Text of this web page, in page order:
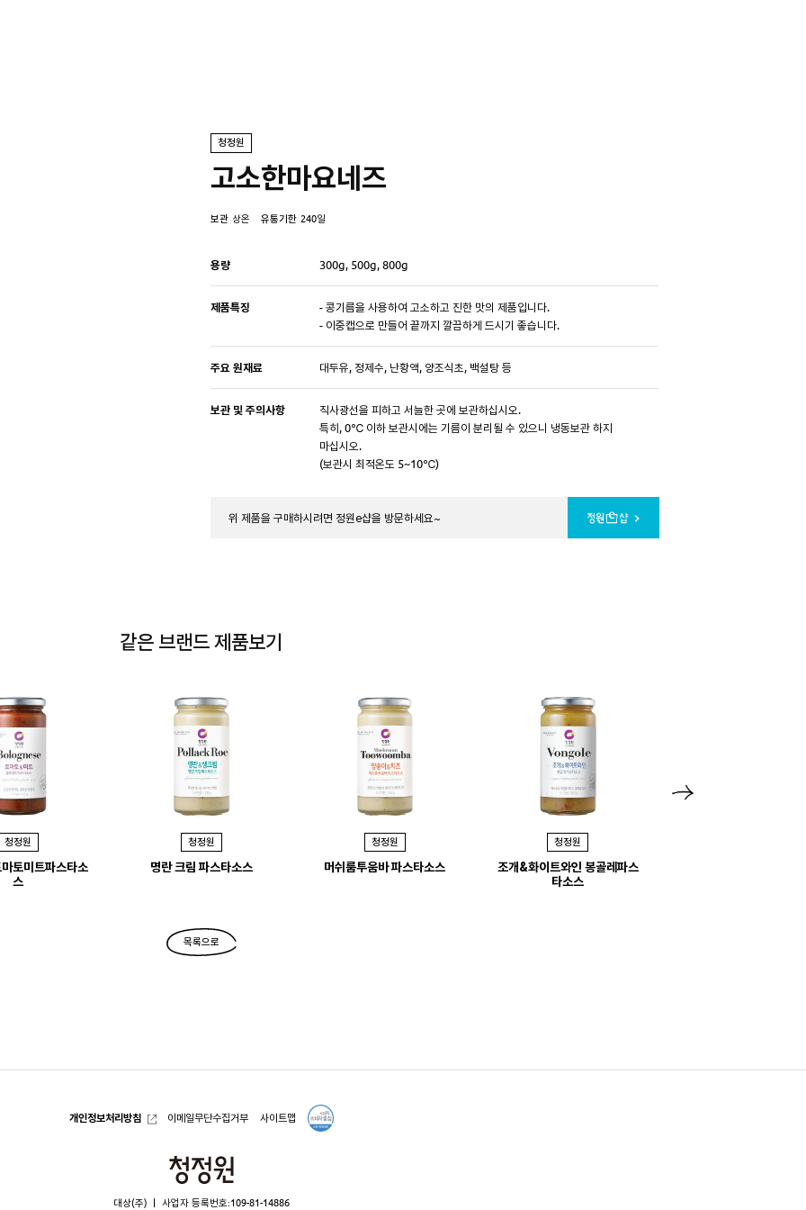
청정원
고소한마요네즈
보관 상온 유통기한 240일
용량 300g, 500g, 800g
제품특징
- 콩기름을 사용하여 고소하고 진한 맛의 제품입니다.
- 이중캡으로 만들어 끝까지 깔끔하게 드시기 좋습니다.
주요 원재료 대두유, 정제수, 난황액, 양조식초, 백설탕 등
보관 및 주의사항
직사광선을 피하고 서늘한 곳에 보관하십시오.
특히, 0℃ 이하 보관시에는 기름이 분리될 수 있으니 냉동보관 하지
마십시오.
(보관시 최적온도 5~10℃)
위 제품을 구매하시려면 정원e샵을 방문하세요~
같은 브랜드 제품보기
청정원
토미트파스타소
스
청정원
명란 크림 파스타소스
청정원
머쉬룸투움바 파스타소스
청정원
조개&화이트와인 봉골레파스
타소스
N
목록으로
개인정보처리방침 이메일무단수집거부 사이트맵
청
대상(주) 사업자 등록번호:109-81-14886